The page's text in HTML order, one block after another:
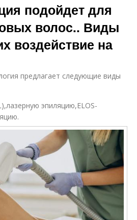
Волосы на голове
Волосы на висках
подойдет для
волос.. Виды
воздействие на
предлагает следующие виды
эпиляцию,ELOS-